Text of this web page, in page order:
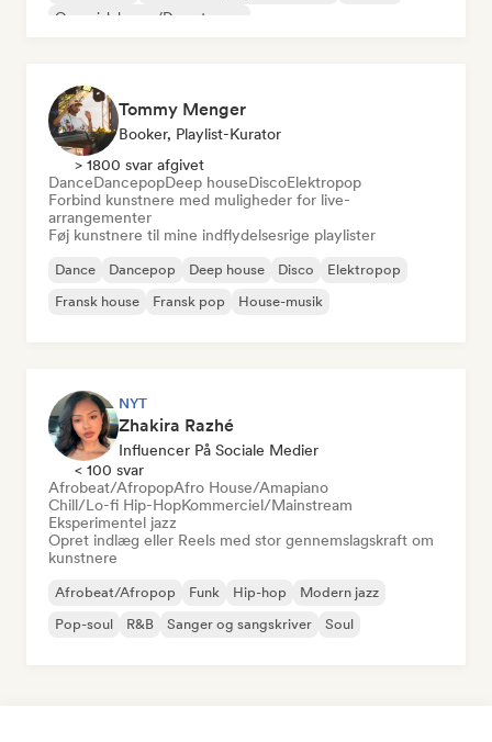
Organisk house/Downtempo
Tommy Menger
Booker, Playlist-Kurator
> 1800 svar afgivet
DanceDancepopDeep houseDiscoElektropop
Forbind kunstnere med muligheder for live-
arrangementer
Føj kunstnere til mine indflydelsesrige playlister
Dance Dancepop Deep house Disco
Elektropop
Fransk house
Fransk pop House-musik
NYT
Zhakira Razhé
Influencer På Sociale Medier
< 100 svar
Afrobeat/AfropopAfro House/Amapiano
Chill/Lo-fi Hip-HopKommerciel/Mainstream
Eksperimentel jazz
Opret indlæg eller Reels med stor gennemslagskraft om
kunstnere
Afrobeat/Afropop Funk Hip-hop
Modern jazz
Pop-soul
R&B Sanger og sangskriver Soul